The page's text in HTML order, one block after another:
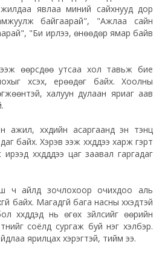
явлаа миний сайхнууд дор
байгаарай", "Ажлаа сайн
"Би ирлээ, өнөөдөр ямар байв
өөрсдөө утсаа хол тавьж бие
хүсэх, ерөөдөг байх. Хоолны
халуун дулаан яриаг аав
хүүхдийн асаргаанд эн тэнцүү
байх. Хэрэв ээж хүүхдүүдээ харж гэрт
хүүхдүүддээ цаг заавал гаргадаг
ч айлд зочлохоор очихдоо аль
байх. Магадгүй бага насны хүүхэдтэй
нь өгөх зүйлсийг өөрийн
соёлд сургаж буй нэг хэлбэр.
ярилцах хэрэгтэй, тийм ээ.